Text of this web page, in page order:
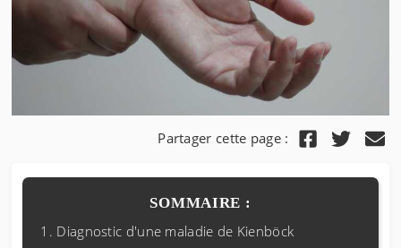
Partager cette page :
SOMMAIRE :
Diagnostic d'une maladie de Kienböck